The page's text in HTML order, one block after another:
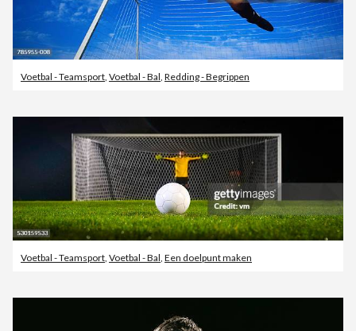
Voetbal - Teamsport Voetbal - Bal Redding - Begrippen
Voetbal - Teamsport, Voetbal - Bal, Een doelpunt maken